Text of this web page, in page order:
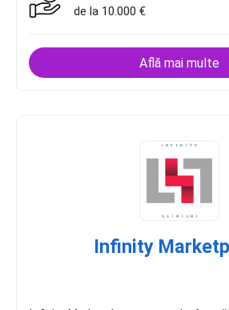
de la 10.000 €
Află mai multe
Infinity